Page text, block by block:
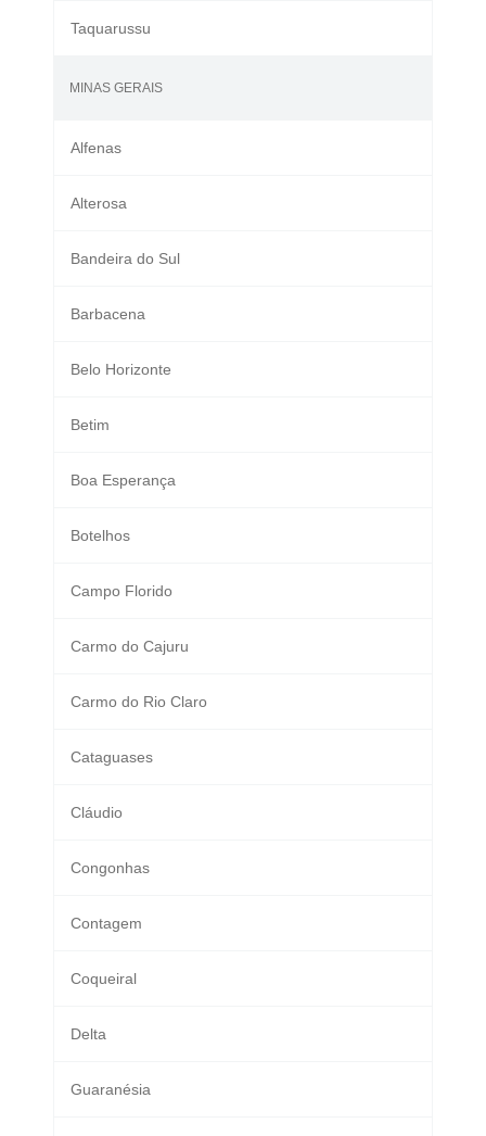
Taquarussu
MINAS GERAIS
Alfenas
Alterosa
Bandeira do Sul
Barbacena
Belo Horizonte
Betim
Boa Esperança
Botelhos
Campo Florido
Carmo do Cajuru
Carmo do Rio Claro
Cataguases
Cláudio
Congonhas
Contagem
Coqueiral
Delta
Guaranésia